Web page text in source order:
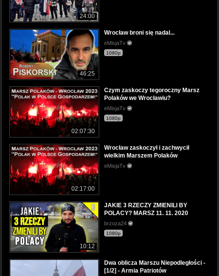
24:00
46:25
Wrocław broni się nadal...
eMisjaTv
1080p
02:07:30
Czym zaskoczy tegoroczny Marsz
Polaków we Wrocławiu?
eMisjaTv
1080p
02:17:00
Wrocław zaskoczył i zachwycił
wielkim Marszem Polaków
eMisjaTv
10:12
JAKIE 3 RZECZY ZMIENILI BY
POLACY? MARSZ 11. 11. 2020
brzoza24
1080p
Dwa oblicza Marszu Niepodległości -
[1/2] - Armia Patriotów